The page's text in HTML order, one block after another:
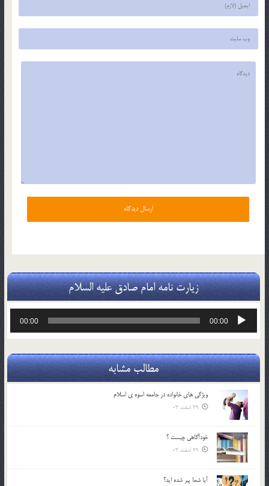
زیارت نامه امام صادق علیه السلام
پخش‌کننده
00:00
00:00
مطالب مشابه
ويژگي هاي خانواده در جامعه اسوه ي اسلام
29 اسفند 03
خودآگاهى چيست ؟
29 اسفند 03
آیا شما پیر شده اید؟